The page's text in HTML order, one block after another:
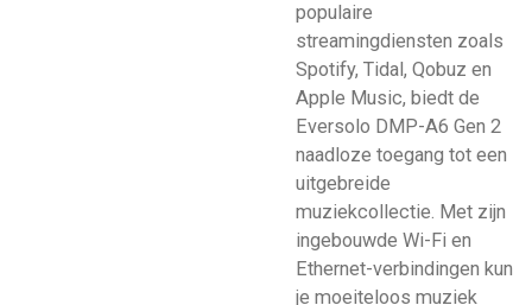
populaire
streamingdiensten zoals
Spotify, Tidal, Qobuz en
Apple Music, biedt de
Eversolo DMP-A6 Gen 2
naadloze toegang tot een
uitgebreide
muziekcollectie. Met zijn
ingebouwde Wi-Fi en
Ethernet-verbindingen kun
je moeiteloos muziek